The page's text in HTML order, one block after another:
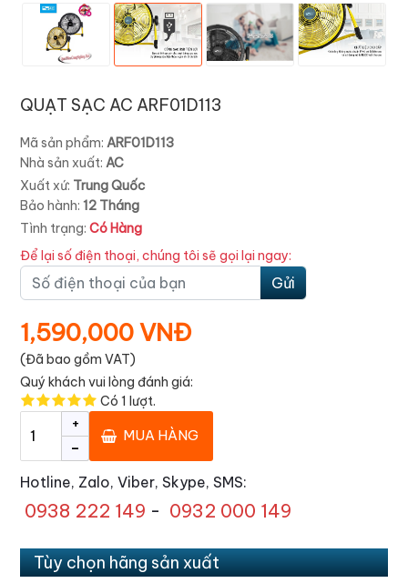
QUẠT SẠC AC ARF01D113
Mã sản phẩm: ARF01D113
Nhà sản xuất: AC
Xuất xứ: Trung Quốc
Bảo hành: 12 Tháng
Tình trạng: Có Hàng
Để lại số điện thoại, chúng tôi sẽ gọi lại ngay:
Gửi
1,590,000 VNĐ
(Đã bao gồm VAT)
Quý khách vui lòng đánh giá:
Có 1 lượt.
-
+
MUA HÀNG
Hotline, Zalo, Viber, Skype, SMS:
0938 222 149 - 0932 000 149
Tùy chọn hãng sản xuất